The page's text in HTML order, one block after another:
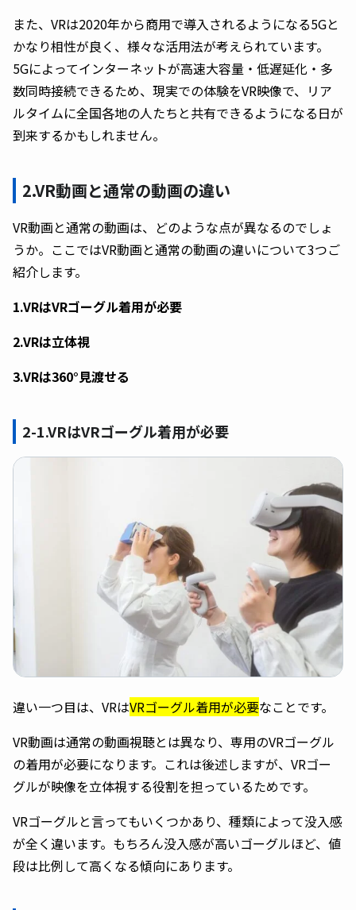
また、VRは2020年から商用で導入されるようになる5Gと
かなり相性が良く、様々な活用法が考えられています。
5Gによってインターネットが高速大容量・低遅延化・多
数同時接続できるため、現実での体験をVR映像で、リア
ルタイムに全国各地の人たちと共有できるようになる日が
到来するかもしれません。
2.VR動画と通常の動画の違い
VR動画と通常の動画は、どのような点が異なるのでしょ
うか。ここではVR動画と通常の動画の違いについて3つご
紹介します。
1.VRはVRゴーグル着用が必要
2.VRは立体視
3.VRは360°見渡せる
2-1.VRはVRゴーグル着用が必要
違い一つ目は、VRはVRゴーグル着用が必要なことです。
VR動画は通常の動画視聴とは異なり、専用のVRゴーグル
の着用が必要になります。これは後述しますが、VRゴー
グルが映像を立体視する役割を担っているためです。
VRゴーグルと言ってもいくつかあり、種類によって没入感
が全く違います。もちろん没入感が高いゴーグルほど、値
段は比例して高くなる傾向にあります。